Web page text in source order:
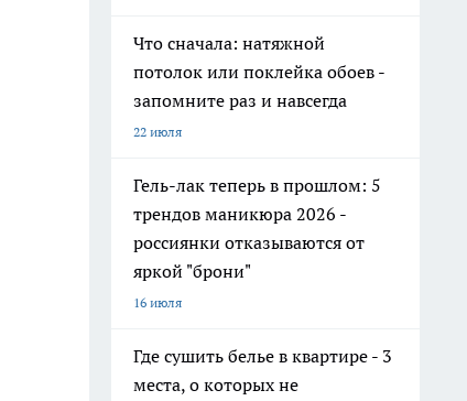
Что сначала: натяжной
потолок или поклейка обоев -
запомните раз и навсегда
22 июля
Гель-лак теперь в прошлом: 5
трендов маникюра 2026 -
россиянки отказываются от
яркой "брони"
16 июля
Где сушить белье в квартире - 3
места, о которых не